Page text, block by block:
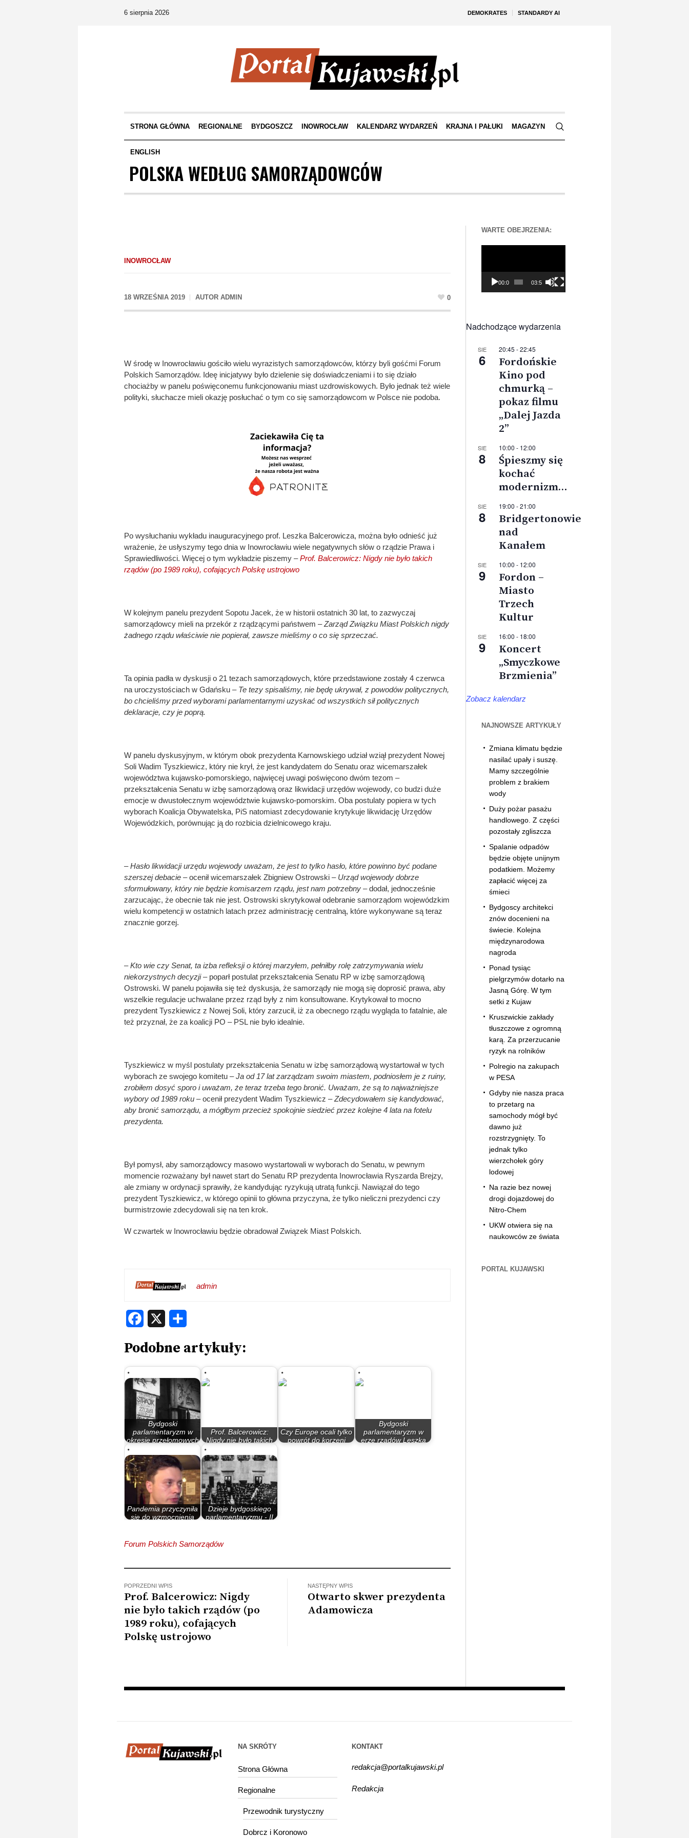
DEMOKRATES STANDARDY AI
6 sierpnia 2026
STRONA GŁÓWNA REGIONALNE BYDGOSZCZ INOWROCŁAW KALENDARZ WYDARZEŃ KRAJNA I PAŁUKI MAGAZYN
ENGLISH
POLSKA WEDŁUG SAMORZĄDOWCÓW
INOWROCŁAW
18 WRZEŚNIA 2019 AUTOR ADMIN 0
W środę w Inowrocławiu gościło wielu wyrazistych samorządowców, którzy byli gośćmi Forum
Polskich Samorządów. Ideę inicjatywy było dzielenie się doświadczeniami i to się działo
chociażby w panelu poświęconemu funkcjonowaniu miast uzdrowiskowych. Było jednak też wiele
polityki, słuchacze mieli okazję posłuchać o tym co się samorządowcom w Polsce nie podoba.
Po wysłuchaniu wykładu inauguracyjnego prof. Leszka Balcerowicza, można było odnieść już
wrażenie, że usłyszymy tego dnia w Inowrocławiu wiele negatywnych słów o rządzie Prawa i
Sprawiedliwości. Więcej o tym wykładzie piszemy –Prof. Balcerowicz: Nigdy nie było takich
rządów (po 1989 roku), cofających Polskę ustrojowo
W kolejnym panelu prezydent Sopotu Jacek, że w historii ostatnich 30 lat, to zazwyczaj
samorządowcy mieli na przekór z rządzącymi państwem –Zarząd Związku Miast Polskich nigdy
żadnego rządu właściwie nie popierał, zawsze mieliśmy o co się sprzeczać.
Ta opinia padła w dyskusji o 21 tezach samorządowych, które przedstawione zostały 4 czerwca
na uroczystościach w Gdańsku – Te tezy spisaliśmy, nie będę ukrywał, z powodów politycznych,
bo chcieliśmy przed wyborami parlamentarnymi uzyskać od wszystkich sił politycznych
deklaracje, czy je poprą.
W panelu dyskusyjnym, w którym obok prezydenta Karnowskiego udział wziął prezydent Nowej
Soli Wadim Tyszkiewicz, który nie krył, że jest kandydatem do Senatu oraz wicemarszałek
województwa kujawsko-pomorskiego, najwięcej uwagi poświęcono dwóm tezom –
przekształcenia Senatu w izbę samorządową oraz likwidacji urzędów wojewody, co budzi duże
emocje w dwustołecznym województwie kujawsko-pomorskim. Oba postulaty popiera w tych
wyborach Koalicja Obywatelska, PiS natomiast zdecydowanie krytykuje likwidację Urzędów
Wojewódzkich, porównując ją do rozbicia dzielnicowego kraju.
– Hasło likwidacji urzędu wojewody uważam, że jest to tylko hasło, które powinno być podane
szerszej debacie – ocenił wicemarszałek Zbigniew Ostrowski –Urząd wojewody dobrze
sformułowany, który nie będzie komisarzem rządu, jest nam potrzebny –dodał, jednocześnie
zarzucając, że obecnie tak nie jest. Ostrowski skrytykował odebranie samorządom wojewódzkim
wielu kompetencji w ostatnich latach przez administrację centralną, które wykonywane są teraz
znacznie gorzej.
– Kto wie czy Senat, ta izba refleksji o której marzyłem, pełniłby rolę zatrzymywania wielu
niekorzystnych decyzji– poparł postulat przekształcenia Senatu RP w izbę samorządową
Ostrowski. W panelu pojawiła się też dyskusja, że samorządy nie mogą się doprosić prawa, aby
wszelkie regulacje uchwalane przez rząd były z nim konsultowane. Krytykował to mocno
prezydent Tyszkiewicz z Nowej Soli, który zarzucił, iż za obecnego rządu wygląda to fatalnie, ale
też przyznał, że za koalicji PO – PSL nie było idealnie.
Tyszkiewicz w myśl postulaty przekształcenia Senatu w izbę samorządową wystartował w tych
wyborach ze swojego komitetu –Ja od 17 lat zarządzam swoim miastem, podniosłem je z ruiny,
zrobiłem dosyć sporo i uważam, że teraz trzeba tego bronić. Uważam, że są to najważniejsze
wybory od 1989 roku – ocenił prezydent Wadim Tyszkiewicz – Zdecydowałem się kandydować,
aby bronić samorządu, a mógłbym przecież spokojnie siedzieć przez kolejne 4 lata na fotelu
prezydenta.
Był pomysł, aby samorządowcy masowo wystartowali w wyborach do Senatu, w pewnym
momencie rozważany był nawet start do Senatu RP prezydenta Inowrocławia Ryszarda Brejzy,
ale zmiany w ordynacji sprawiły, że kandydując ryzykują utratą funkcji. Nawiązał do tego
prezydent Tyszkiewicz, w którego opinii to główna przyczyna, że tylko nieliczni prezydenci czy
burmistrzowie zdecydowali się na ten krok.
W czwartek w Inowrocławiu będzie obradował Związek Miast Polskich.
admin
Facebook
Podobne artykuły:
Bydgoski
parlamentaryzm w
okresie przełomowych
Prof. Balcerowicz:
Nigdy nie było takich
Czy Europe ocali tylko
powrót do korzeni
Bydgoski
parlamentaryzm w
erze rządów Leszka
Pandemia przyczyniła
się do wzmocnienia
Dzieje bydgoskiego
parlamentaryzmu - II
Forum Polskich Samorządów
POPRZEDNI WPIS
Prof. Balcerowicz: Nigdy
nie było takich rządów (po
1989 roku), cofających
Polskę ustrojowo
NASTĘPNY WPIS
Otwarto skwer prezydenta
Adamowicza
WARTE OBEJRZENIA:
00:00 03:56
Nadchodzące wydarzenia
SIE
6
20:45 -22:45
Fordońskie
Kino pod
chmurką –
pokaz filmu
„Dalej Jazda
2”
SIE
8
10:00 - 12:00
Śpieszmy się
kochać
modernizm…
SIE
8
19:00 -21:00
Bridgertonowie
nad
Kanałem
SIE
9
10:00 - 12:00
Fordon –
Miasto
Trzech
Kultur
SIE
9
16:00 - 18:00
Koncert
„Smyczkowe
Brzmienia”
Zobacz kalendarz
NAJNOWSZE ARTYKUŁY
Zmiana klimatu będzie
nasilać upały i suszę.
Mamy szczególnie
problem z brakiem
wody
Duży pożar pasażu
handlowego. Z części
pozostały zgliszcza
Spalanie odpadów
będzie objęte unijnym
podatkiem. Możemy
zapłacić więcej za
śmieci
Bydgoscy architekci
znów docenieni na
świecie. Kolejna
międzynarodowa
nagroda
Ponad tysiąc
pielgrzymów dotarło na
Jasną Górę. W tym
setki z Kujaw
Kruszwickie zakłady
tłuszczowe z ogromną
karą. Za przerzucanie
ryzyk na rolników
Polregio na zakupach
w PESA
Gdyby nie nasza praca
to przetarg na
samochody mógł być
dawno już
rozstrzygnięty. To
jednak tylko
wierzchołek góry
lodowej
Na razie bez nowej
drogi dojazdowej do
Nitro-Chem
UKW otwiera się na
naukowców ze świata
PORTAL KUJAWSKI
NA SKRÓTY
Strona Główna
Regionalne
Przewodnik turystyczny
Dobrcz i Koronowo
KONTAKT
redakcja@portalkujawski.pl
Redakcja